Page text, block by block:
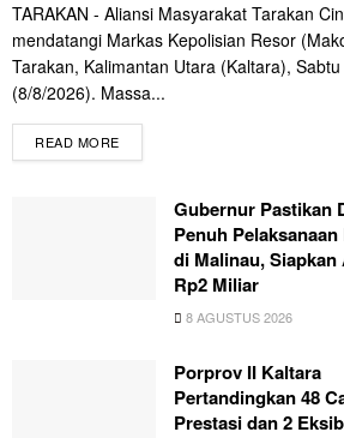
TARAKAN - Aliansi Masyarakat Tarakan
mendatangi Markas Kepolisian Resor
Tarakan, Kalimantan Utara (Kaltara), Sabtu
(8/8/2026). Massa...
READ MORE
Gubernur Pastikan
Penuh
di Malinau, Siapkan
Rp2 Miliar
8 AGUSTUS 2026
Porprov II Kaltara
Pertandingkan 48
Prestasi dan 2